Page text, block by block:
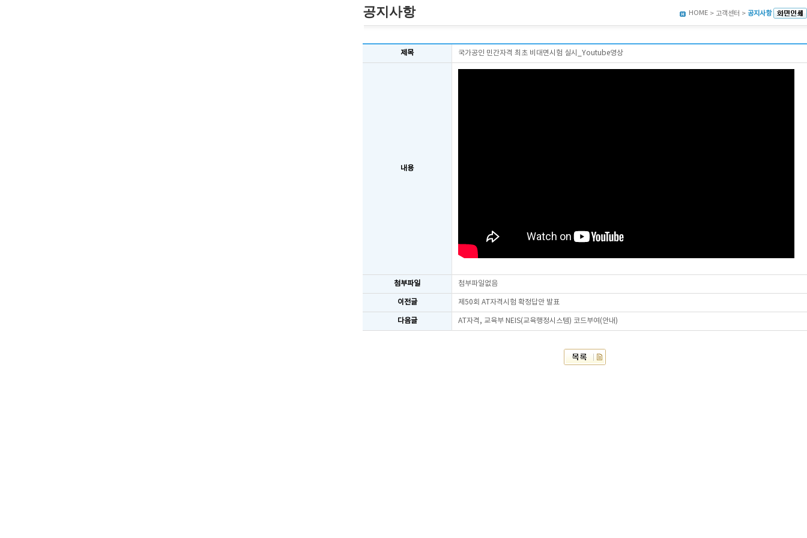
공지사항 HOME > 고객센터 > 공지사항
제목 국가공인 민간자격 최초 비대면시험 실시_Youtube영상
내용
첨부파일 첨부파일없음
이전글 제50회 AT자격시험 확정답안 발표
다음글 AT자격, 교육부 NEIS(교육행정시스템) 코드부여(안내)